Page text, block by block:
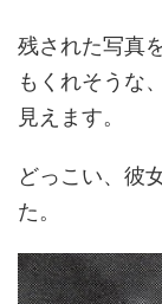
残された写真
もくれそうな
見えます。
どっこい、彼
た。